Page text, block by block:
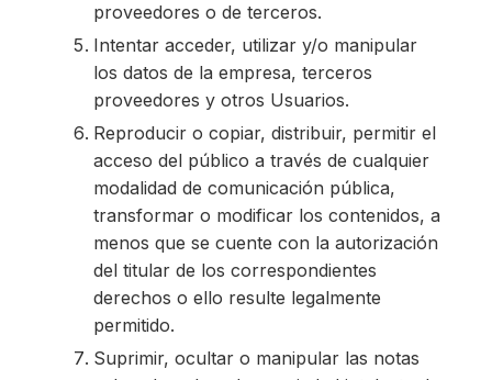
proveedores o de terceros.
Intentar acceder, utilizar y/o manipular
los datos de la empresa, terceros
proveedores y otros Usuarios.
Reproducir o copiar, distribuir, permitir el
acceso del público a través de cualquier
modalidad de comunicación pública,
transformar o modificar los contenidos, a
menos que se cuente con la autorización
del titular de los correspondientes
derechos o ello resulte legalmente
permitido.
Suprimir, ocultar o manipular las notas